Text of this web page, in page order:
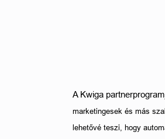
A Kwiga
marketingesek és más
lehetővé teszi, hogy